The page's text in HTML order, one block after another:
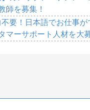
師を募集！
要！日本語でお仕事
マーサポート人材を大